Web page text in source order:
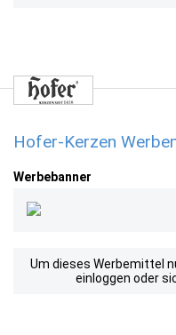
Hofer-Kerzen
Werbebanner
Um dieses Werbemittel
einloggen oder